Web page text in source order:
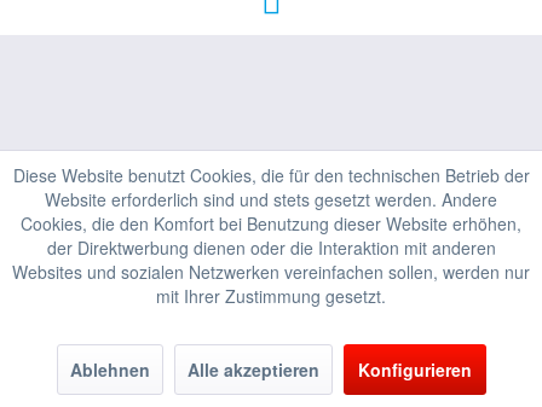
Diese Website benutzt Cookies, die für den technischen Betrieb der
Website erforderlich sind und stets gesetzt werden. Andere
Cookies, die den Komfort bei Benutzung dieser Website erhöhen,
der Direktwerbung dienen oder die Interaktion mit anderen
Websites und sozialen Netzwerken vereinfachen sollen, werden nur
mit Ihrer Zustimmung gesetzt.
Ablehnen Alle akzeptieren Konfigurieren